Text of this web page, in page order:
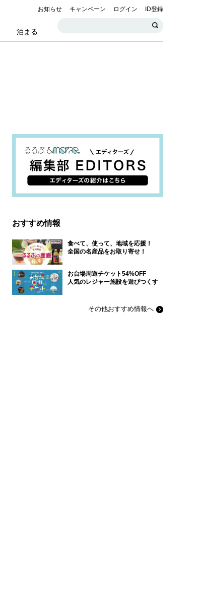
お知らせ キャンペーン ログイン ID登録
泊まる
おすすめ情報
食べて、使って、地域を応援！
全国の名産品をお取り寄せ！
お台場周遊チケット54%OFF
人気のレジャー施設を遊びつくす
その他おすすめ情報へ